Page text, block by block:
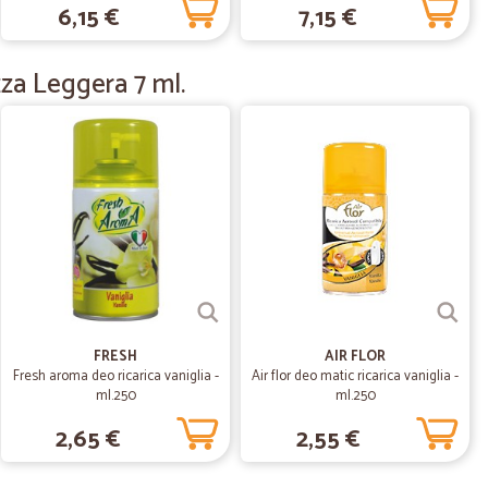
tutto perfetto.
23/09/2020
20/12/2018
11/12/2018
Ricarica 20ml
6,15 €
20 ml
7,15 €
Leggera 7 ml.
FRESH
Fresh aroma deo ricarica vaniglia -
ml.250
2,65 €
AIR FLOR
Air flor deo matic ricarica vaniglia -
ml.250
2,55 €